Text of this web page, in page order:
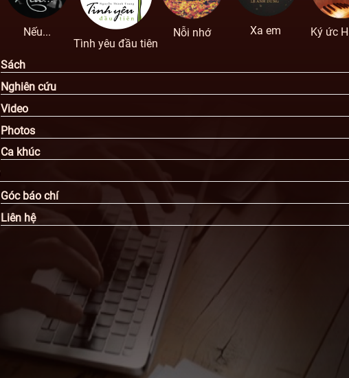
Nếu...
Tình yêu đầu tiên
Nỗi nhớ Xa em Ký ức
Sách
Nghiên cứu
Video
Photos
Ca khúc
Góc báo chí
Liên hệ